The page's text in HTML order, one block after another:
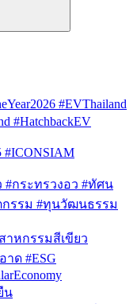
#EVThailand
#HatchbackEV
#ICONSIAM
#กระทรวงอว #ทัศน
กรรม #ทุนวัฒนธรรม
าหกรรมสีเขียว
ด #ESG
น